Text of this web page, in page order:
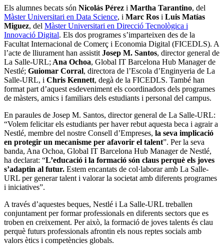
Els alumnes becats són Nicolás Pérez i Martha Tarantino, del
Màster Universitari en Data Science, i Marc Ros i Luis Matías
Miguez, del Màster Universitari en Direcció Tecnològica i
Innovació Digital. Els dos programes s’imparteixen des de la
Facultat Internacional de Comerç i Economia Digital (FICEDLS). A
l’acte de lliurament han assistit Josep M. Santos, director general de
La Salle-URL; Ana Ochoa, Global IT Barcelona Hub Manager de
Nestlé; Guiomar Corral, directora de l’Escola d’Enginyeria de La
Salle-URL, i Chris Kennett, degà de la FICEDLS. També han
format part d’aquest esdeveniment els coordinadors dels programes
de màsters, amics i familiars dels estudiants i personal del campus.
En paraules de Josep M. Santos, director general de La Salle-URL:
“Volem felicitar els estudiants per haver rebut aquesta beca i agrair a
Nestlé, membre del nostre Consell d’Empreses, la seva implicació
en protegir un mecanisme per afavorir el talent”. Per la seva
banda, Ana Ochoa, Global IT Barcelona Hub Manager de Nestlé,
ha declarat: “L’educació i la formació són claus perquè els joves
s’adaptin al futur. Estem encantats de col·laborar amb La Salle-
URL per generar talent i valorar la societat amb diferents programes
i iniciatives”.
A través d’aquestes beques, Nestlé i La Salle-URL treballen
conjuntament per formar professionals en diferents sectors que es
troben en creixement. Per això, la formació de joves talents és clau
perquè futurs professionals afrontin els nous reptes socials amb
valors ètics i competències globals.